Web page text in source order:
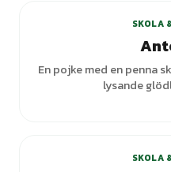
SKOLA
En pojke med en penna
lysande
SKOLA